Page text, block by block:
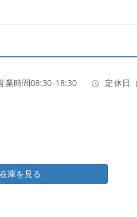
業時間08:30-18:30
定休日
庫を見る